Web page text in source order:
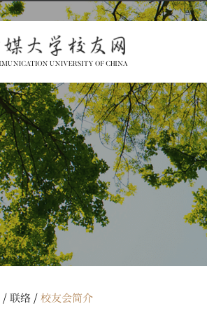
/联络 /校友会简介